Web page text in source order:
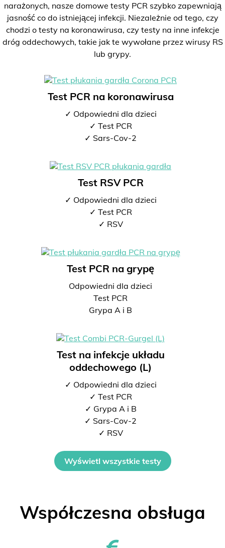
narażonych, nasze domowe testy PCR szybko zapewniają
jasność co do istniejącej infekcji. Niezależnie od tego, czy
chodzi o testy na koronawirusa, czy testy na inne infekcje
dróg oddechowych, takie jak te wywołane przez wirusy RS
lub grypy.
Test PCR na koronawirusa
✓ Odpowiedni dla dzieci
✓ Test PCR
✓ Sars-Cov-2
Test RSV PCR
✓ Odpowiedni dla dzieci
✓ Test PCR
✓ RSV
Test PCR na grypę
Odpowiedni dla dzieci
Test PCR
Grypa A i B
Test na infekcje układu
oddechowego (L)
✓ Odpowiedni dla dzieci
✓ Test PCR
✓ Grypa A i B
✓ Sars-Cov-2
✓ RSV
Wyświetl wszystkie testy
Współczesna obsługa